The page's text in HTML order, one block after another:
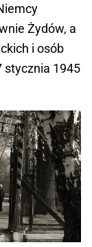
Żydów, a
i osób
stycznia 1945